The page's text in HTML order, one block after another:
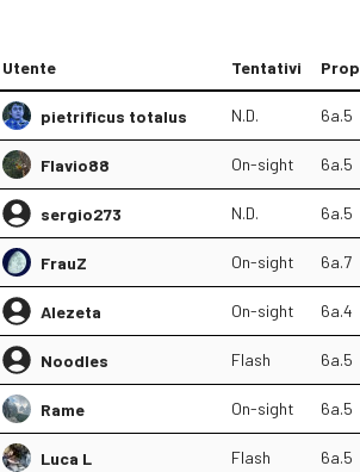
Utente Tentativi
pietrificus totalus N.D. 6a.5
Flavio88 On-sight 6a.5
sergio273 N.D. 6a.5
FrauZ On-sight 6a.7
Alezeta On-sight 6a.4
Noodles Flash 6a.5
Rame On-sight 6a.5
Luca L Flash 6a.5